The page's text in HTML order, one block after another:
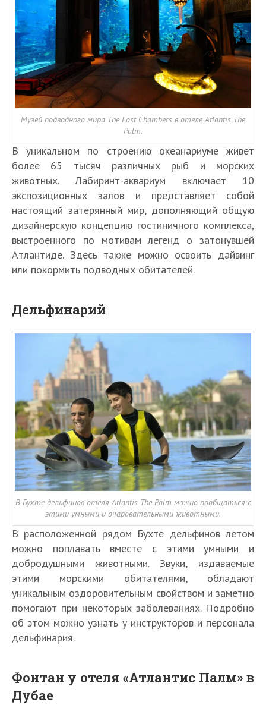
Музей подводного мира The Lost Chambers в отеле Atlantis The
Palm.
В уникальном по строению океанариуме живет
более 65 тысяч различных рыб и морских
животных. Лабиринт-аквариум включает 10
экспозиционных залов и представляет собой
настоящий затерянный мир, дополняющий общую
дизайнерскую концепцию гостиничного комплекса,
выстроенного по мотивам легенд о затонувшей
Атлантиде. Здесь также можно освоить дайвинг
или покормить подводных обитателей.
Дельфинарий
В Бухте дельфинов отеля Atlantis The Palm можно пообщаться с
этими умными и очаровательными животными.
В расположенной рядом Бухте дельфинов летом
можно поплавать вместе с этими умными и
добродушными животными. Звуки, издаваемые
этими морскими обитателями, обладают
уникальным оздоровительным свойством и заметно
помогают при некоторых заболеваниях. Подробно
об этом можно узнать у инструкторов и персонала
дельфинария.
Фонтан у отеля «Атлантис Палм» в
Дубае